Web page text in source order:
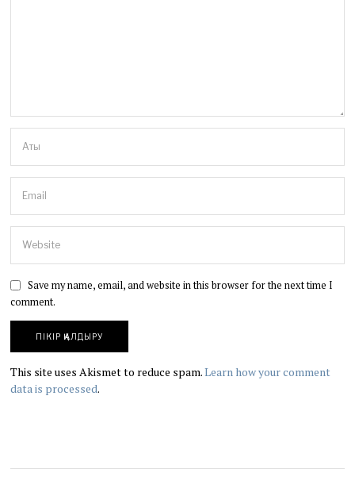
Save my name, email, and website in this browser for the next time I
comment.
This site uses Akismet to reduce spam.Learn how your comment
data is processed.